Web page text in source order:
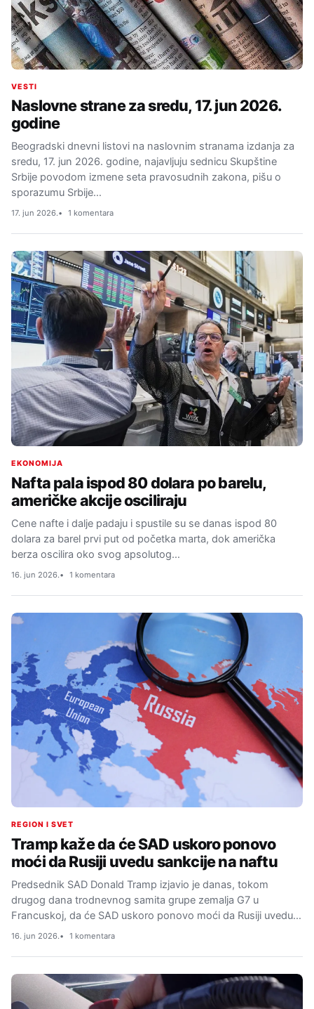
VESTI
Naslovne strane za sredu, 17. jun 2026.
godine
Beogradski dnevni listovi na naslovnim stranama izdanja za
sredu, 17. jun 2026. godine, najavljuju sednicu Skupštine
Srbije povodom izmene seta pravosudnih zakona, pišu o
sporazumu Srbije…
17. jun 2026. 1 komentara
EKONOMIJA
Nafta pala ispod 80 dolara po barelu,
američke akcije osciliraju
Cene nafte i dalje padaju i spustile su se danas ispod 80
dolara za barel prvi put od početka marta, dok američka
berza oscilira oko svog apsolutog…
16. jun 2026. 1 komentara
REGION I SVET
Tramp kaže da će SAD uskoro ponovo
moći da Rusiji uvedu sankcije na naftu
Predsednik SAD Donald Tramp izjavio je danas, tokom
drugog dana trodnevnog samita grupe zemalja G7 u
Francuskoj, da će SAD uskoro ponovo moći da Rusiji uvedu…
16. jun 2026. 1 komentara